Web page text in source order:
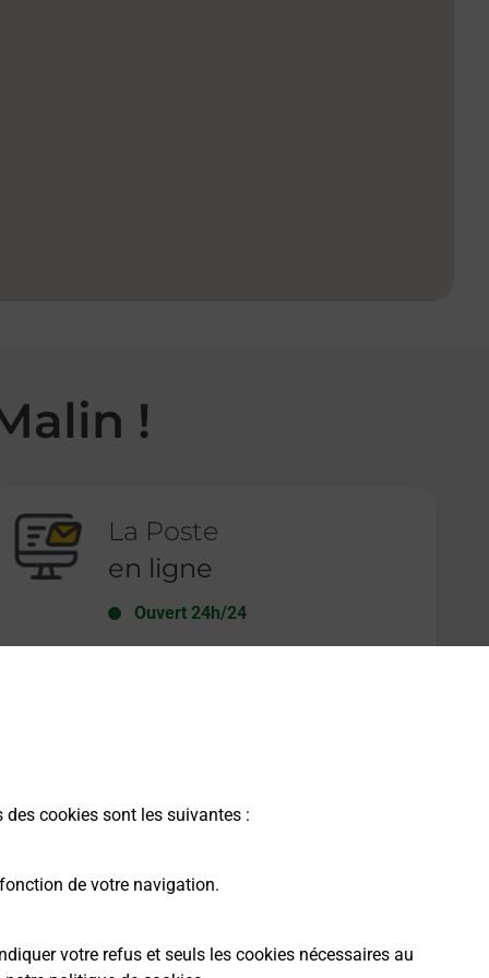
cookies sont les suivantes :
de votre navigation.
votre refus et seuls les cookies nécessaires au
!
La Poste
en ligne
Ouvert 24h/24